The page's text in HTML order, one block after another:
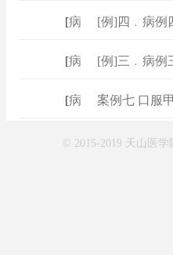
病例 [例]四﹒病例
病例 [例]三﹒病例
病例 案例七 口服
© 2015-2019 天山医